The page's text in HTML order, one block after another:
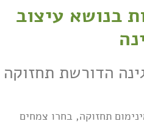
בנושא עיצוב
הדורשת תחזוקה
תחזוקה, בחרו צמחים